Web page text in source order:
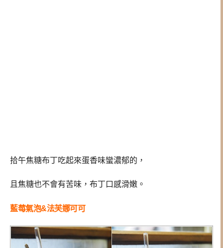
拾午焦糖布丁吃起來蛋香味蠻濃郁的，
且焦糖也不會有苦味，布丁口感滑嫩。
藍莓氣泡&法芙娜可可